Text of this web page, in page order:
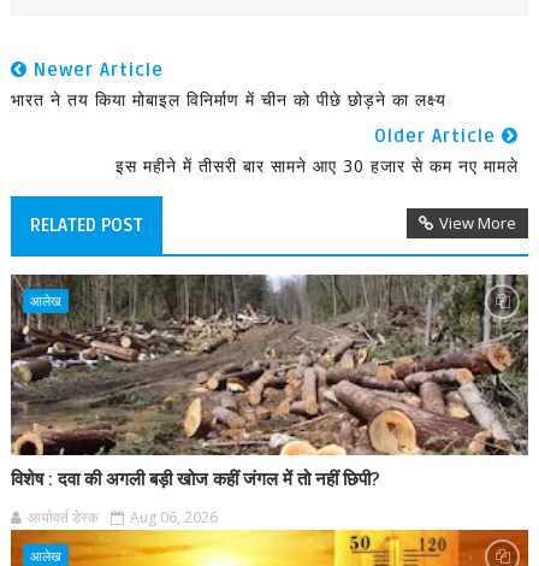
Newer Article
भारत ने तय किया मोबाइल विनिर्माण में चीन को पीछे छोड़ने का लक्ष्य
Older Article
इस महीने में तीसरी बार सामने आए 30 हजार से कम नए मामले
RELATED POST View More
आलेख
विशेष : दवा की अगली बड़ी खोज कहीं जंगल में तो नहीं छिपी?
आर्यावर्त डेस्क Aug 06, 2026
आलेख